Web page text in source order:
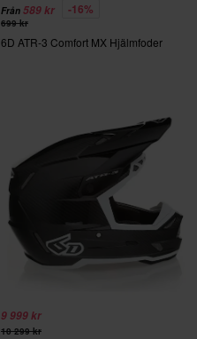
Från 589 kr -16%
699 kr
6D ATR-3 Comfort MX Hjälmfoder
9 999 kr
10 299 kr